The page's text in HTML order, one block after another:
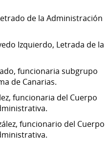
de la Administración
Izquierdo, Letrada de la
funcionaria subgrupo
de Canarias.
funcionaria del Cuerpo
funcionario del Cuerpo